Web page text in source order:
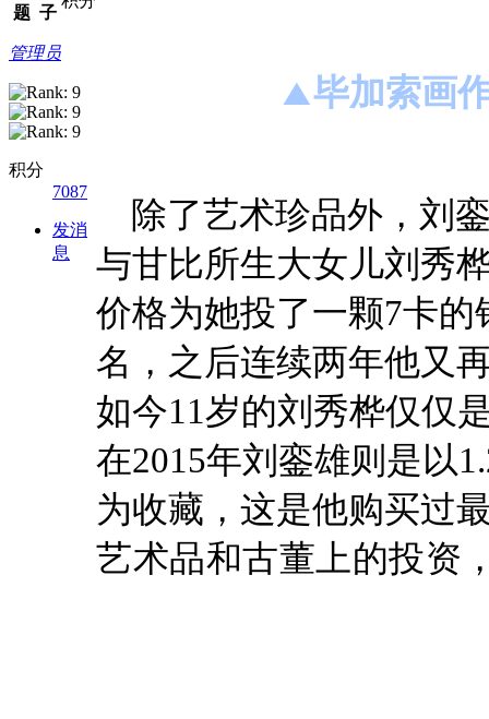
题 子
管理员
积分
7087
发消
息
▲毕加索画
除了艺术珍品外，刘
与甘比所生大女儿刘秀
价格为她投了一颗7卡
名，之后连续两年他又
如今11岁的刘秀桦仅仅
在2015年刘銮雄则是以
为收藏，这是他购买过
艺术品和古董上的投资